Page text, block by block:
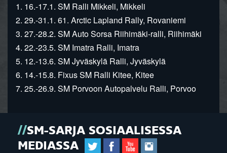
1. 16.-17.1. SM Ralli Mikkeli, Mikkeli
2. 29.-31.1. 61. Arctic Lapland Rally, Rovaniemi
3. 27.-28.2. SM Auto Sorsa Riihimäki-ralli, Riihimäki
4. 22.-23.5. SM Imatra Ralli, Imatra
5. 12.-13.6. SM Jyväskylä Ralli, Jyväskylä
6. 14.-15.8. Fixus SM Ralli Kitee, Kitee
7. 25.-26.9. SM Porvoon Autopalvelu Ralli, Porvoo
SM-SARJA SOSIAALISESSA
MEDIASSA